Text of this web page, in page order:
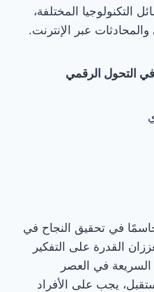
التكنولوجيا المختلفة،
والمحادثات عبر الإنترنت.
التحول الرقمي
في تحقيق النجاح في
القدرة على التفكير
السريعة في العصر
يجب على الأفراد